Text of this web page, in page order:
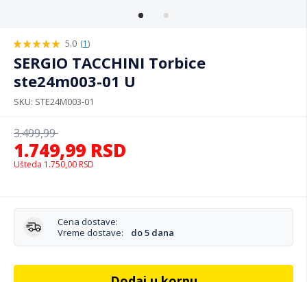
5.0 (1)
SERGIO TACCHINI Torbice
ste24m003-01 U
SKU STE24M003-01
1.749,99 RSD
3.499,99
Ušteda 1.750,00 RSD
Cena dostave:
Vreme dostave:
do 5 dana